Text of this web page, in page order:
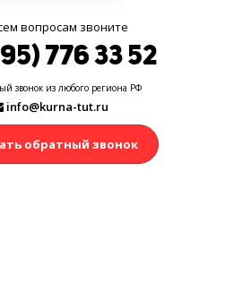
вопросам звоните
776 33 52
звонок из любого региона РФ
info@kurna-tut.ru
обратный звонок